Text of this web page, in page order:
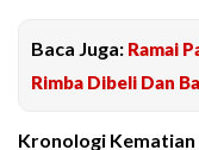
Baca Juga: Ramai
Rimba Dibeli Dan
Kronologi Kematian